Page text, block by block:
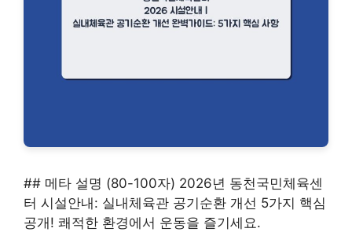
## 메타 설명 (80-100자) 2026년 동천국민체육센
터 시설안내: 실내체육관 공기순환 개선 5가지 핵심
공개! 쾌적한 환경에서 운동을 즐기세요.